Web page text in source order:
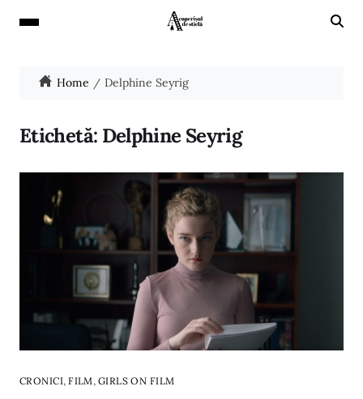
Home Delphine Seyrig
Etichetă: Delphine Seyrig
CRONICI,FILM , GIRLS ON FILM